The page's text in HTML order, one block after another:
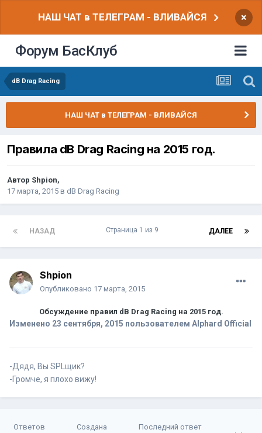
НАШ ЧАТ в ТЕЛЕГРАМ - ВЛИВАЙСЯ ×
Форум БасКлуб
dB Drag Racing
НАШ ЧАТ в ТЕЛЕГРАМ - ВЛИВАЙСЯ
Правила dB Drag Racing на 2015 год.
Автор Shpion,
17 марта, 2015 в dB Drag Racing
НАЗАД ДАЛЕЕ
Страница 1 из 9
Shpion
Опубликовано 17 марта, 2015
Обсуждение правил dB Drag Racing на 2015 год.
Изменено 23 сентября, 2015 пользователем Alphard Official
-Дядя, Вы SPLщик?
-Громче, я плохо вижу!
Ответов Создана Последний ответ